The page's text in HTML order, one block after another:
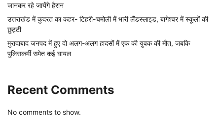
जानकर रहे जायेंगे हैरान
उत्तराखंड में कुदरत का कहर- टिहरी-चमोली में भारी लैंडस्लाइड, बागेश्वर में स्कूलों की
छुट्टी
मुरादाबाद जनपद में हुए दो अलग-अलग हादसों में एक की युवक की मौत, जबकि
पुलिसकर्मी समेत कई घायल
Recent Comments
No comments to show.